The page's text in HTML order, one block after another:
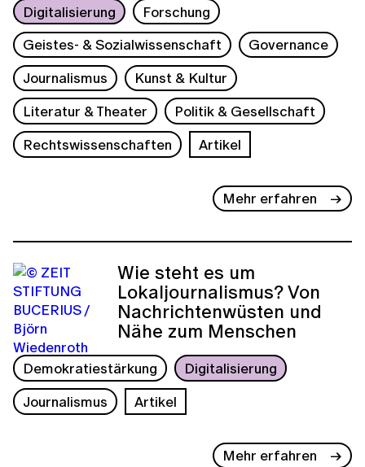
Digitalisierung
Forschung
Geistes- & Sozialwissenschaft
Governance
Journalismus
Kunst & Kultur
Literatur & Theater
Politik & Gesellschaft
Rechtswissenschaften
Artikel
Mehr erfahren
Wie steht es um
Lokaljournalismus? Von
Nachrichtenwüsten und
Nähe zum Menschen
Demokratiestärkung
Digitalisierung
Journalismus
Artikel
Mehr erfahren